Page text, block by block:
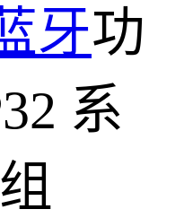
牙功
系